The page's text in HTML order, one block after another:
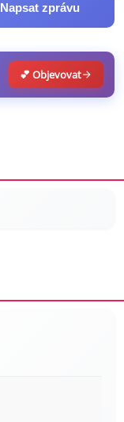
Napsat zprávu
💕 Objevovat